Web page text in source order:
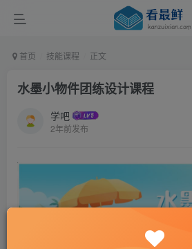
首页 技能课程 正文
水墨小物件团练设计课程
学吧
2年前发布